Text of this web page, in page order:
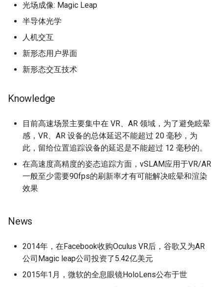
光场成像: Magic Leap
半导体光学
人机交互
新形态用户界面
新形态交互技术
Knowledge
目前高速场景主要集中在 VR、AR 领域，为了避免眩晕
感，VR、AR 设备的总体延迟不能超过 20 毫秒，为
此，留给位置追踪设备的延迟是不能超过 12 毫秒的。
在高速度高精度的姿态追踪方面，vSLAM应用于VR/AR
一般至少需要90fps的刷新率才有可能解决眩晕和渲染
效果
News
2014年，在Facebook收购Oculus VR后，谷歌又为AR
公司Magic leap公司投资了5.42亿美元
2015年1月，微软的全息眼镜HoloLens公布于世